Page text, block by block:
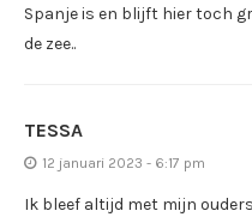
Spanje is en blijft hier toch
de zee..
TESSA
12 januari 2023 - 6:17 pm
Ik bleef altijd met mijn